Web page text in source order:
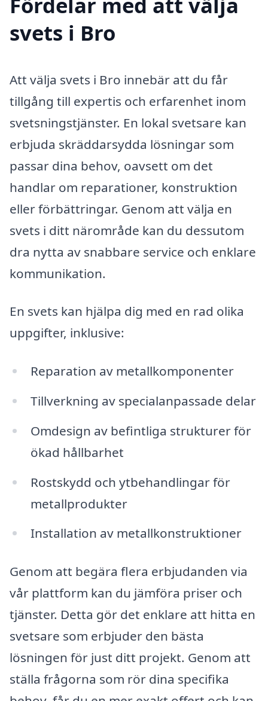
svets i Bro
Att välja svets i Bro innebär att du får
tillgång till expertis och erfarenhet inom
svetsningstjänster. En lokal svetsare kan
erbjuda skräddarsydda lösningar som
passar dina behov, oavsett om det
handlar om reparationer, konstruktion
eller förbättringar. Genom att välja en
svets i ditt närområde kan du dessutom
dra nytta av snabbare service och enklare
kommunikation.
En svets kan hjälpa dig med en rad olika
uppgifter, inklusive:
Reparation av metallkomponenter
Tillverkning av specialanpassade delar
Omdesign av befintliga strukturer för
ökad hållbarhet
Rostskydd och ytbehandlingar för
metallprodukter
Installation av metallkonstruktioner
Genom att begära flera erbjudanden via
vår plattform kan du jämföra priser och
tjänster. Detta gör det enklare att hitta en
svetsare som erbjuder den bästa
lösningen för just ditt projekt. Genom att
ställa frågorna som rör dina specifika